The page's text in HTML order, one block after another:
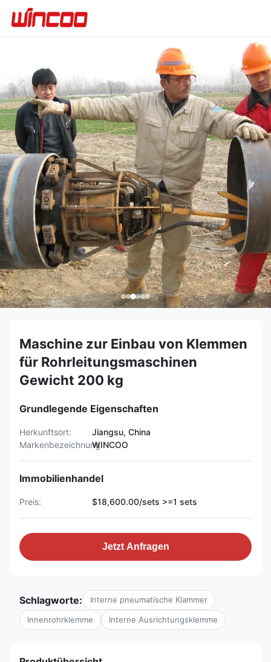
Maschine zur Einbau von Klemmen
für Rohrleitungsmaschinen
Gewicht 200 kg
Grundlegende Eigenschaften
Herkunftsort:
Jiangsu, China
Markenbezeichnung:WINCOO
Immobilienhandel
Preis: $18,600.00/sets >=1 sets
Jetzt Anfragen
Schlagworte: Interne pneumatische Klammer
Innenrohrklemme Interne Ausrichtungsklemme